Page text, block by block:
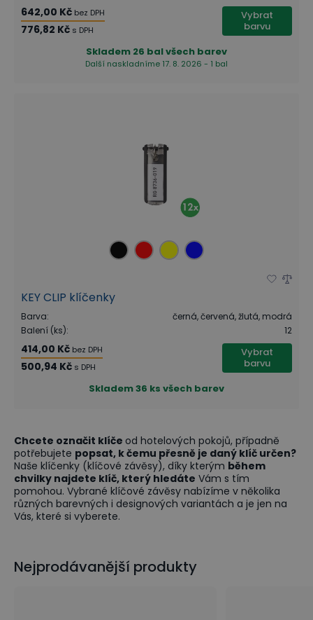
642,00 Kč bez DPH
776,82 Kč s DPH
Vybrat
barvu
Skladem 26 bal všech barev
Další naskladníme 17. 8. 2026 - 1 bal
KEY CLIP klíčenky
Barva:
černá, červená, žlutá, modrá
Balení (ks): 12
414,00 Kč bez DPH
500,94 Kč s DPH
Vybrat
barvu
Skladem36 ks všech barev
Chcete označit klíče od hotelových pokojů, případně
potřebujete popsat, k čemu přesně je daný klíč určen?
Naše klíčenky (klíčové závěsy), díky kterým během
chvilky najdete klíč, který hledáte Vám s tím
pomohou. Vybrané klíčové závěsy nabízíme v několika
různých barevných i designových variantách a je jen na
Vás, které si vyberete.
Nejprodávanější produkty